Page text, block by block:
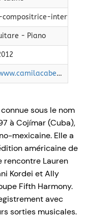
interprète
- Piano
https://www.camilacabello.com/ Signature de Camila Cabello.
sous le nom
à Cojímar (Cuba),
mexicaine. Elle a
américaine de
rencontre Lauren
Kordei et Ally
Fifth Harmony.
avec
sorties musicales.